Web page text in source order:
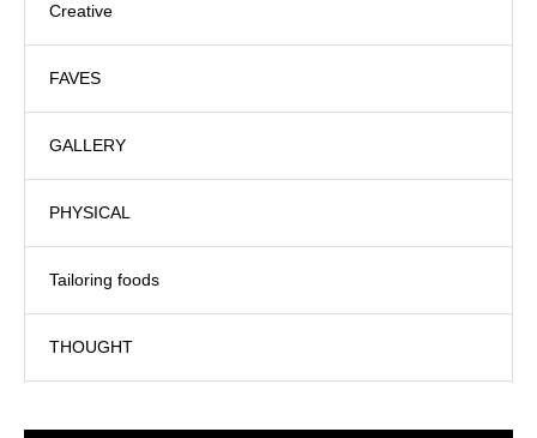
Creative
FAVES
GALLERY
PHYSICAL
Tailoring foods
THOUGHT